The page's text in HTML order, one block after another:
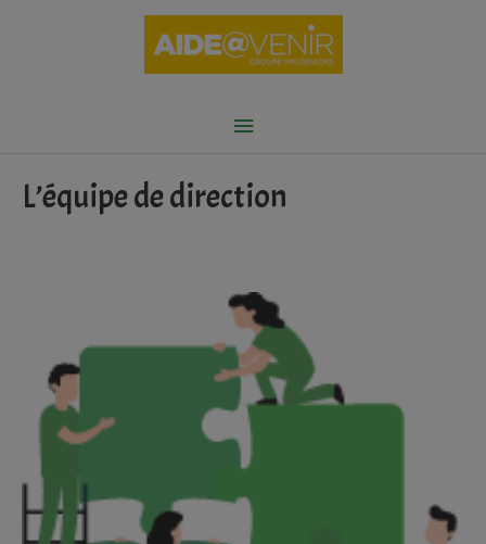
Menu
L’équipe de direction